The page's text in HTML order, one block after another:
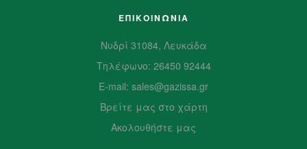
ΕΠΙΚΟΙΝΩΝΙΑ
Νυδρί 31084, Λευκάδα
Τηλέφωνο: 26450 92444
E-mail: sales@gazissa.gr
Βρείτε μας στο χάρτη
Ακολουθήστε μας